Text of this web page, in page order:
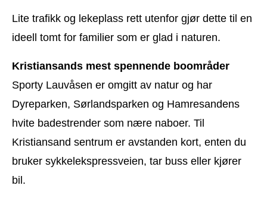
Lite trafikk og lekeplass rett utenfor gjør dette til en
ideell tomt for familier som er glad i naturen.
Kristiansands mest spennende boområder
Sporty Lauvåsen er omgitt av natur og har
Dyreparken, Sørlandsparken og Hamresandens
hvite badestrender som nære naboer. Til
Kristiansand sentrum er avstanden kort, enten du
bruker sykkelekspressveien, tar buss eller kjører
bil.